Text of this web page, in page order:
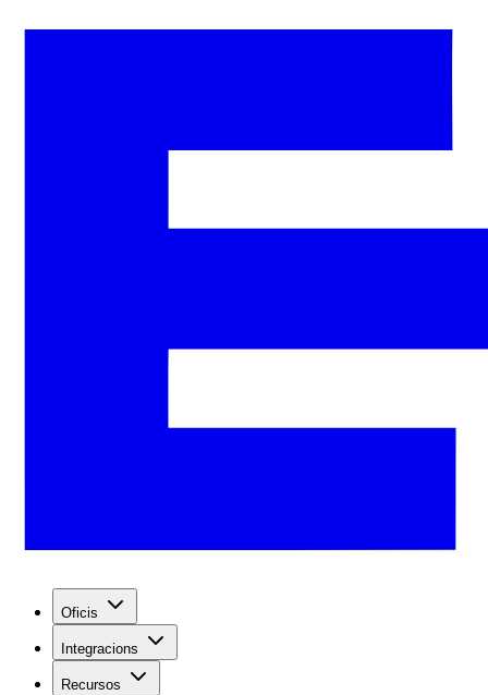
Oficis
Integracions
Recursos